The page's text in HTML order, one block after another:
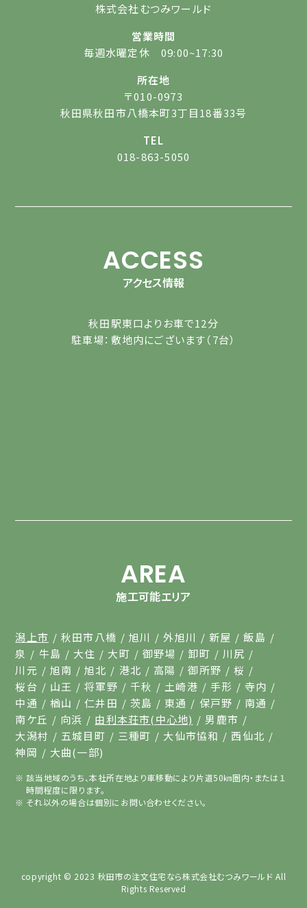
株式会社むつみワールド
営業時間
毎週水曜定休 09:00~17:30
所在地
〒010-0973
秋田県秋田市八橋本町3丁目18番33号
TEL
018-863-5050
ACCESS
アクセス情報
秋田駅東口よりお車で12分
駐車場：敷地内にございます（7台）
AREA
施工可能エリア
潟上市 秋田市八橋 旭川 外旭川 新屋
飯島
泉
牛島 大住 大町 御野場 卸町
川尻
川元
旭南 旭北 港北 高陽 御所野
桜
桜台
山王 将軍野 千秋 土崎港 手形
寺内
中通
楢山 仁井田 茨島 東通 保戸野
南通
南ケ丘
向浜 由利本荘市(中心地)
男鹿市
大潟村
五城目町 三種町 大仙市協和
西仙北
神岡
大曲(一部)
該当地域のうち、本社所在地より車移動により片道50㎞圏内・または１
時間程度に限ります。
それ以外の場合は個別にお問い合わせください。
copyright © 2023 秋田市の注文住宅なら株式会社むつみワールド All
Rights Reserved